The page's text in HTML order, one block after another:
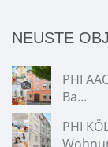
NEUSTE
PHI
Ba...
PHI